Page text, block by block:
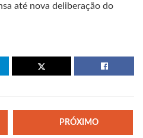
até nova deliberação do
PRÓXIMO